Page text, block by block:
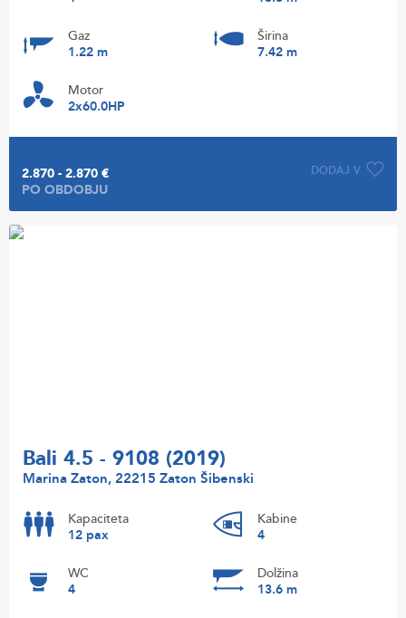
Gaz
1.22 m
Širina
7.42 m
Motor
2x60.0HP
DODAJ V
2.870 - 2.870 €
PO OBDOBJU
Bali 4.5 - 9108 (2019)
Marina Zaton, 22215 Zaton Šibenski
Kapaciteta
12 pax
Kabine
4
WC
4
Dolžina
13.6 m